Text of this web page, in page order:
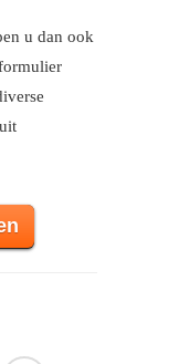
u dan ook